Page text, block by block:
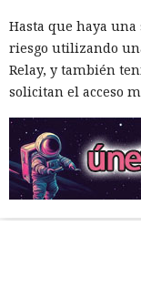
Hasta que haya
riesgo utilizando
Relay, y también
solicitan el acceso